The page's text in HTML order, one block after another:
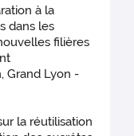
à la
dans les
filières
Grand Lyon -
la réutilisation